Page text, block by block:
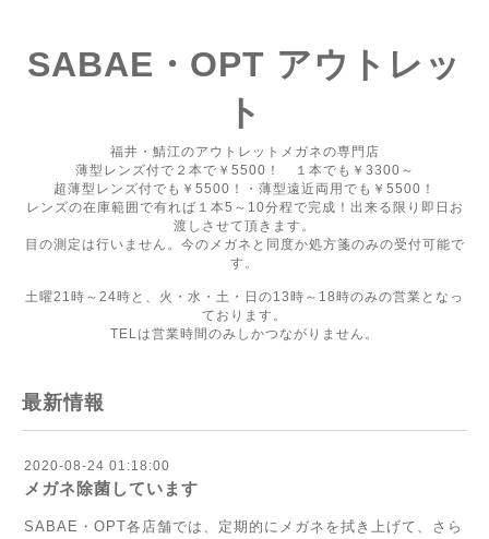
SABAE・OPT アウトレッ
ト
福井・鯖江のアウトレットメガネの専門店
薄型レンズ付で２本で￥5500！ １本でも￥3300～
超薄型レンズ付でも￥5500！・薄型遠近両用でも￥5500！
レンズの在庫範囲で有れば１本5～10分程で完成！出来る限り即日お
渡しさせて頂きます。
目の測定は行いません。今のメガネと同度か処方箋のみの受付可能で
す。
土曜21時～24時と、火・水・土・日の13時～18時のみの営業となっ
ております。
TELは営業時間のみしかつながりません。
最新情報
2020-08-24 01:18:00
メガネ除菌しています
SABAE・OPT各店舗では、定期的にメガネを拭き上げて、さら